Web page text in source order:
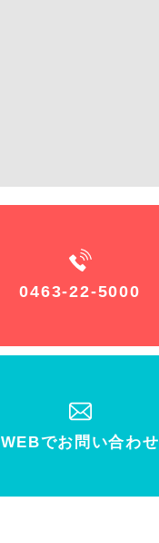
0463-22-5000
WEBでお問い合わせ